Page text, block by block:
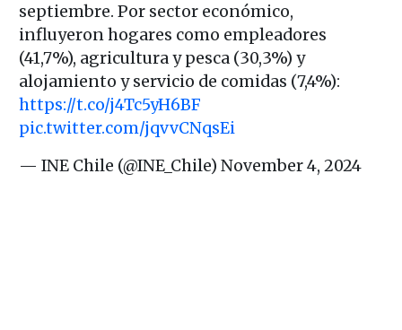
septiembre. Por sector económico,
influyeron hogares como empleadores
(41,7%), agricultura y pesca (30,3%) y
alojamiento y servicio de comidas (7,4%):
https://t.co/j4Tc5yH6BF
pic.twitter.com/jqvvCNqsEi
— INE Chile (@INE_Chile) November 4, 2024